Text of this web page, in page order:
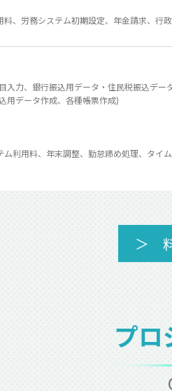
、労務システム初期設定、年金請求、行
力、銀行振込用データ・住民税振込デー
用データ作成、各種帳票作成)
利用料、年末調整、勤怠締め処理、タイ
＞
プロ